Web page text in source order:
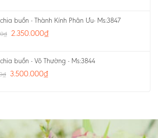
buồn - Thành Kính Phân Ưu- Ms:3847
₫ 2.350.000₫
buồn - Vô Thường - Ms:3844
₫ 3.500.000₫